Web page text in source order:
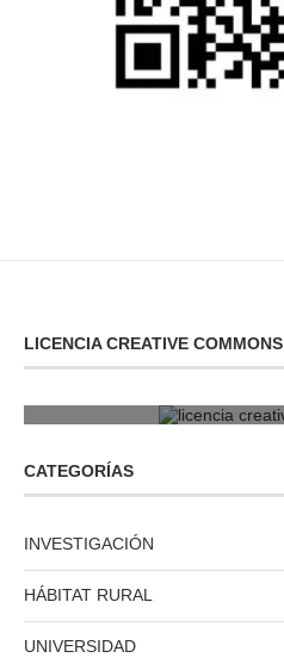
LICENCIA CREATIVE COMMONS
CATEGORÍAS
INVESTIGACIÓN
HÁBITAT RURAL
UNIVERSIDAD